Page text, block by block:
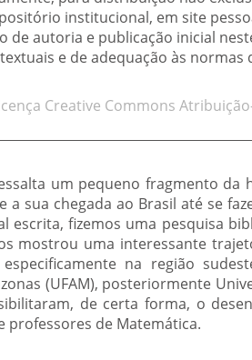
institucional, em site
de autoria e publicação inicial
e de adequação às normas
Creative Commons
um pequeno fragmento da
sua chegada ao Brasil até se
escrita, fizemos uma pesquisa
mostrou uma interessante
na região
(UFAM), posteriormente
de certa forma, o
professores de Matemática.